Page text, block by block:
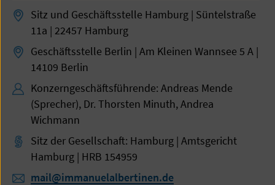
Sitz und Geschäftsstelle Hamburg | Süntelstraße
11a | 22457 Hamburg
Geschäftsstelle Berlin | Am Kleinen Wannsee 5 A |
14109 Berlin
Konzerngeschäftsführende: Andreas Mende
(Sprecher), Dr. Thorsten Minuth, Andrea
Wichmann
Sitz der Gesellschaft: Hamburg | Amtsgericht
Hamburg | HRB 154959
mail@immanuelalbertinen.de